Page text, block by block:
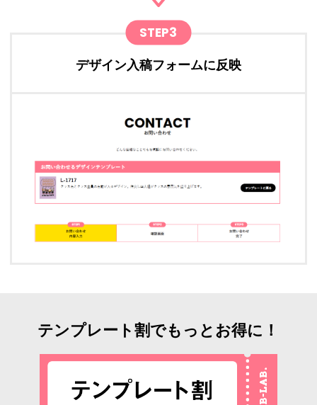
STEP3
デザイン入稿フォームに反映
テンプレート割でもっとお得に！